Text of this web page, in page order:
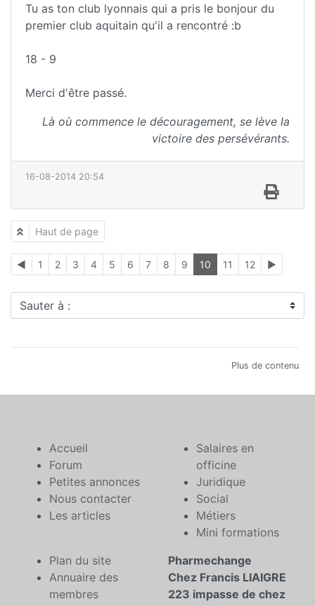
Tu as ton club lyonnais qui a pris le bonjour du
premier club aquitain qu'il a rencontré :b
18 - 9
Merci d'être passé.
Là où commence le découragement, se lève la
victoire des persévérants.
16-08-2014 20:54
Haut de page
◄ 1 2 3 4 5 6 7 8 9 10 11 12 ►
Sauter à :
Plus de contenu
Accueil
Forum
Petites annonces
Nous contacter
Les articles
Salaires en
officine
Juridique
Social
Métiers
Mini formations
Plan du site
Annuaire des
membres
Pharmechange
Chez Francis LIAIGRE
223 impasse de chez